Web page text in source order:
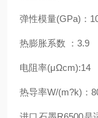
弹性模量(GPa)：
热膨胀系数 ：3.9
电阻率(μΩcm):14
热导率W/(m?k)：